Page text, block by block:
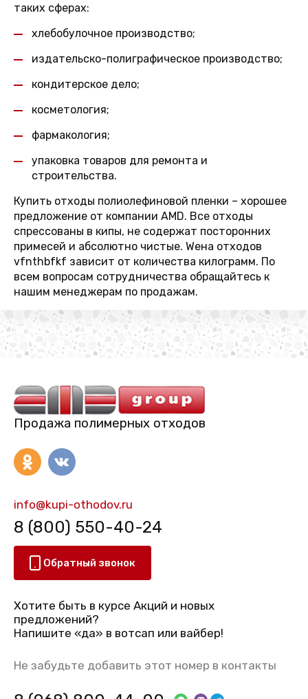
таких сферах:
хлебобулочное производство;
издательско-полиграфическое производство;
кондитерское дело;
косметология;
фармакология;
упаковка товаров для ремонта и
строительства.
Купить отходы полиолефиновой пленки – хорошее
предложение от компании AMD. Все отходы
спрессованы в кипы, не содержат посторонних
примесей и абсолютно чистые. Wена отходов
vfnthbfkf зависит от количества килограмм. По
всем вопросам сотрудничества обращайтесь к
нашим менеджерам по продажам.
Продажа полимерных отходов
info@kupi-othodov.ru
8 (800) 550-40-24
Обратный звонок
Хотите быть в курсе Акций и новых
предложений?
Напишите «да» в вотсап или вайбер!
Не забудьте добавить этот номер в контакты